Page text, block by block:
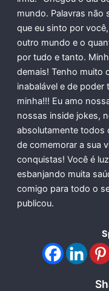
mundo. Palavras não
que eu sinto por
outro mundo e o
por tudo e tanto.
demais! Tenho muito
inabalável e de poder
minha!!! Eu amo
nossas inside jokes,
absolutamente todos
de comemorar a sua
conquistas! Você é
esbanjando muita
comigo para todo o
publicou.